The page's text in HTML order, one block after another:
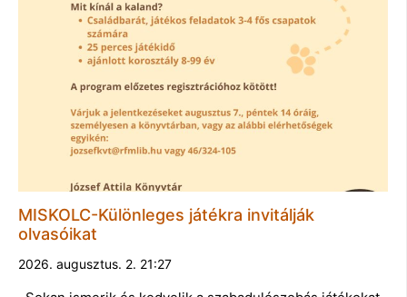
MISKOLC-Különleges játékra invitálják
olvasóikat
2026. augusztus. 2. 21:27